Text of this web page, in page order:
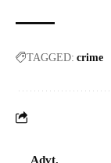
TAGGED: crime
Advt.